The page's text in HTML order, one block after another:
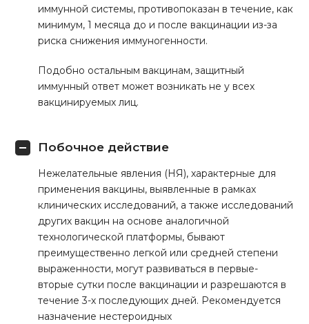
иммунной системы, противопоказан в течение, как
минимум, 1 месяца до и после вакцинации из-за
риска снижения иммуногенности.
Подобно остальным вакцинам, защитный
иммунный ответ может возникать не у всех
вакцинируемых лиц.
Побочное действие
Нежелательные явления (НЯ), характерные для
применения вакцины, выявленные в рамках
клинических исследований, а также исследований
других вакцин на основе аналогичной
технологической платформы, бывают
преимущественно легкой или средней степени
выраженности, могут развиваться в первые-
вторые сутки после вакцинации и разрешаются в
течение 3-х последующих дней. Рекомендуется
назначение нестероидных